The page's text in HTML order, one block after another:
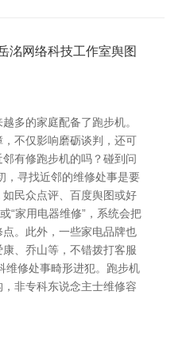
洺网络科技工作室舆图
多的家庭配备了跑步机。
不仅影响磨砺谈判，还可
有修跑步机的吗？碰到问
，寻找近邻的维修处事是要
民众点评、百度舆图或好
“家用电器维修”，系统会把
。此外，一些家电品牌也
、乔山等，不错拨打客服
维修处事畸形进犯。跑步机
非专科东说念主士维修容